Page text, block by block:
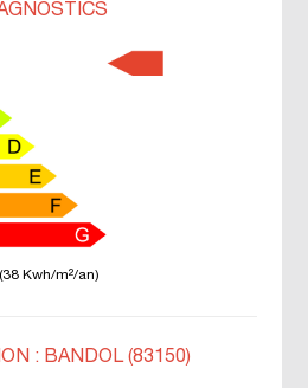
Kwh/m²/an)
: BANDOL (83150)